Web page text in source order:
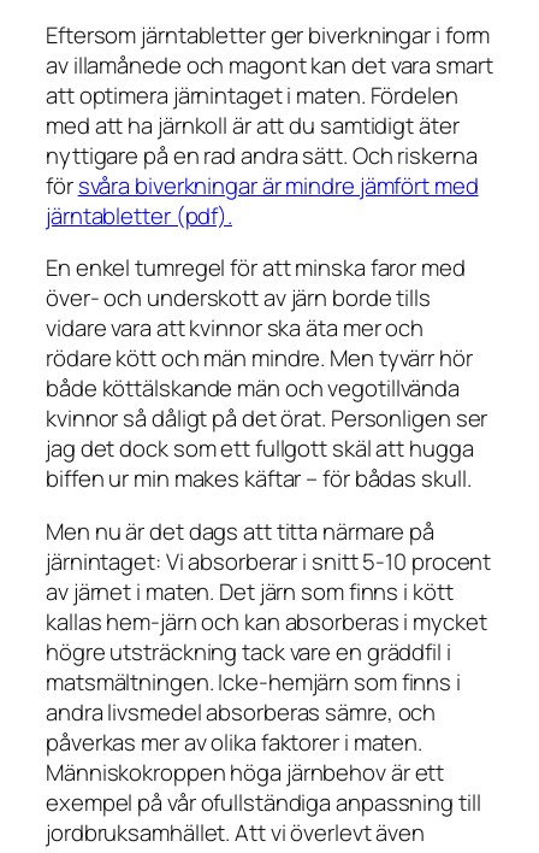
Eftersom järntabletter ger biverkningar i form
av illamånede och magont kan det vara smart
att optimera järnintaget i maten. Fördelen
med att ha järnkoll är att du samtidigt äter
nyttigare på en rad andra sätt. Och riskerna
försvåra biverkningar är mindre jämfört med
järntabletter (pdf).
En enkel tumregel för att minska faror med
över- och underskott av järn borde tills
vidare vara att kvinnor ska äta mer och
rödare kött och män mindre. Men tyvärr hör
både köttälskande män och vegotillvända
kvinnor så dåligt på det örat. Personligen ser
jag det dock som ett fullgott skäl att hugga
biffen ur min makes käftar – för bådas skull.
Men nu är det dags att titta närmare på
järnintaget: Vi absorberar i snitt 5-10 procent
av järnet i maten. Det järn som finns i kött
kallas hem-järn och kan absorberas i mycket
högre utsträckning tack vare en gräddfil i
matsmältningen. Icke-hemjärn som finns i
andra livsmedel absorberas sämre, och
påverkas mer av olika faktorer i maten.
Människokroppen höga järnbehov är ett
exempel på vår ofullständiga anpassning till
jordbruksamhället. Att vi överlevt även